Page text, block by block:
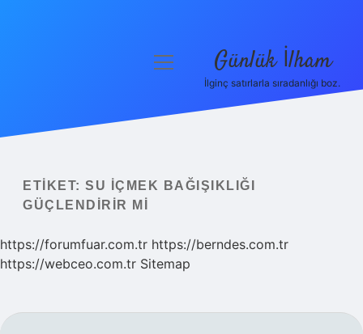
Yasal Uyarı
menüyü
Günlük İlham
İlginç satırlarla sıradanlığı boz.
ETIKET: SU IÇMEK BAĞIŞIKLIĞI
GÜÇLENDIRIR MI
https://forumfuar.com.tr https://berndes.com.tr
https://webceo.com.tr Sitemap